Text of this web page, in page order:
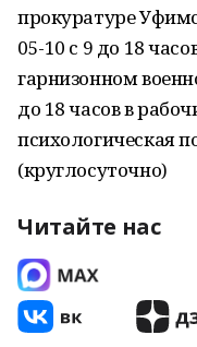
прокуратуре
05-10 с 9 до 18
гарнизонном
до 18 часов в
психологическая
(круглосуточно)
Читайте нас